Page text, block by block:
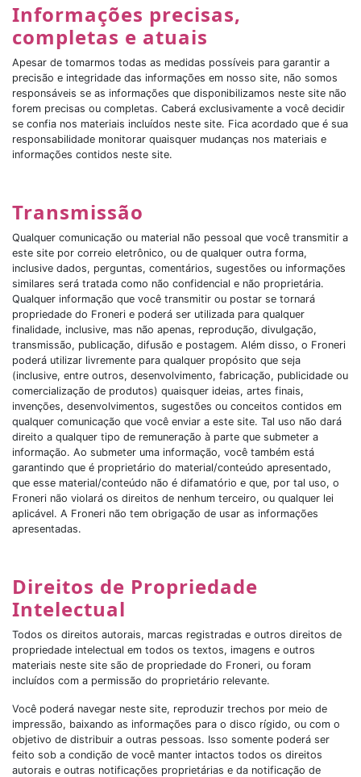
Informações precisas,
completas e atuais
Apesar de tomarmos todas as medidas possíveis para garantir a
precisão e integridade das informações em nosso site, não somos
responsáveis se as informações que disponibilizamos neste site não
forem precisas ou completas. Caberá exclusivamente a você decidir
se confia nos materiais incluídos neste site. Fica acordado que é sua
responsabilidade monitorar quaisquer mudanças nos materiais e
informações contidos neste site.
Transmissão
Qualquer comunicação ou material não pessoal que você transmitir a
este site por correio eletrônico, ou de qualquer outra forma,
inclusive dados, perguntas, comentários, sugestões ou informações
similares será tratada como não confidencial e não proprietária.
Qualquer informação que você transmitir ou postar se tornará
propriedade do Froneri e poderá ser utilizada para qualquer
finalidade, inclusive, mas não apenas, reprodução, divulgação,
transmissão, publicação, difusão e postagem. Além disso, o Froneri
poderá utilizar livremente para qualquer propósito que seja
(inclusive, entre outros, desenvolvimento, fabricação, publicidade ou
comercialização de produtos) quaisquer ideias, artes finais,
invenções, desenvolvimentos, sugestões ou conceitos contidos em
qualquer comunicação que você enviar a este site. Tal uso não dará
direito a qualquer tipo de remuneração à parte que submeter a
informação. Ao submeter uma informação, você também está
garantindo que é proprietário do material/conteúdo apresentado,
que esse material/conteúdo não é difamatório e que, por tal uso, o
Froneri não violará os direitos de nenhum terceiro, ou qualquer lei
aplicável. A Froneri não tem obrigação de usar as informações
apresentadas.
Direitos de Propriedade
Intelectual
Todos os direitos autorais, marcas registradas e outros direitos de
propriedade intelectual em todos os textos, imagens e outros
materiais neste site são de propriedade do Froneri, ou foram
incluídos com a permissão do proprietário relevante.
Você poderá navegar neste site, reproduzir trechos por meio de
impressão, baixando as informações para o disco rígido, ou com o
objetivo de distribuir a outras pessoas. Isso somente poderá ser
feito sob a condição de você manter intactos todos os direitos
autorais e outras notificações proprietárias e da notificação de